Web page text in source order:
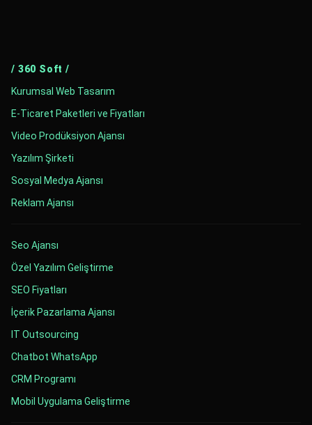
/ 360 Soft /
Kurumsal Web Tasarım
E-Ticaret Paketleri ve Fiyatları
Video Prodüksiyon Ajansı
Yazılım Şirketi
Sosyal Medya Ajansı
Reklam Ajansı
Seo Ajansı
Özel Yazılım Geliştirme
SEO Fiyatları
İçerik Pazarlama Ajansı
IT Outsourcing
Chatbot WhatsApp
CRM Programı
Mobil Uygulama Geliştirme